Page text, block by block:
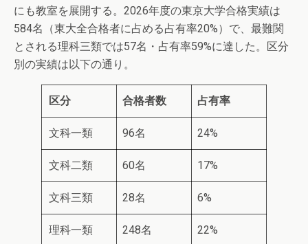
にも教室を展開する。2026年度の東京大学合格実績は
584名（東大全合格者に占める占有率20%）で、最難関
とされる理科三類では57名・占有率59%に達した。区分
別の実績は以下の通り。
区分 合格者数 占有率
文科一類 96名 24%
文科二類 60名 17%
文科三類 28名 6%
理科一類 248名 22%